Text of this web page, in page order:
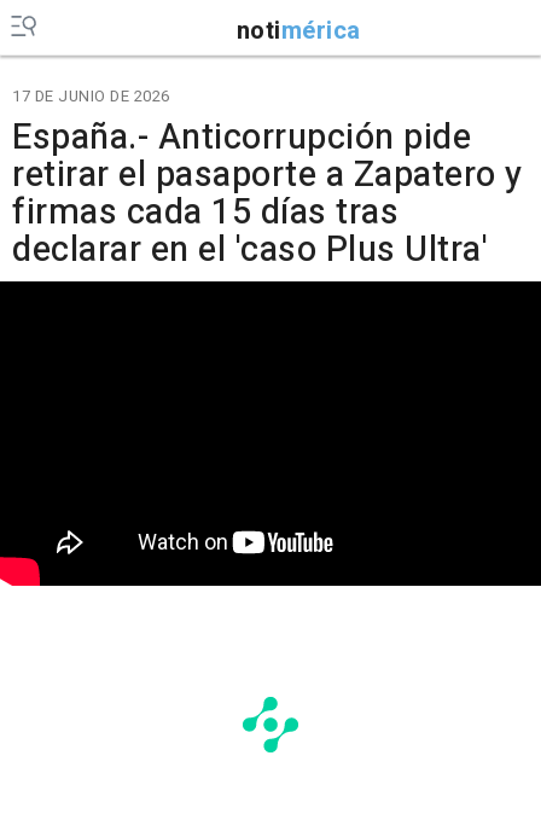
notimérica
17 DE JUNIO DE 2026
España.- Anticorrupción pide
retirar el pasaporte a Zapatero y
firmas cada 15 días tras
declarar en el 'caso Plus Ultra'